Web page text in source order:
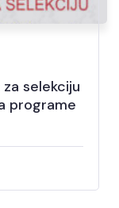
selekciju
programe